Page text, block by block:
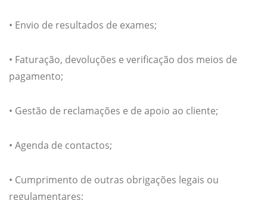
• Envio de resultados de exames;
• Faturação, devoluções e verificação dos meios de
pagamento;
• Gestão de reclamações e de apoio ao cliente;
• Agenda de contactos;
• Cumprimento de outras obrigações legais ou
regulamentares;